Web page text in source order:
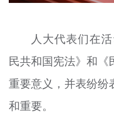
人大代表们在
民共和国宪法》和《
重要意义，并表纷纷
和重要。